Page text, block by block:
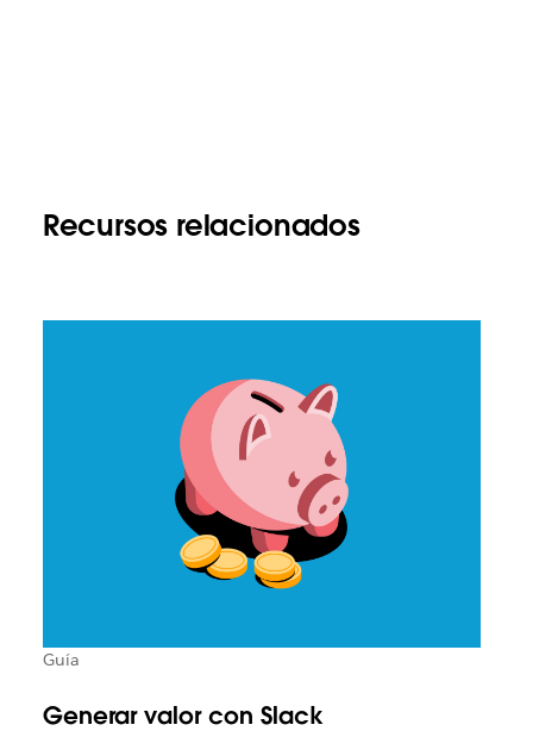
Recursos relacionados
Guía
Generar valor con Slack